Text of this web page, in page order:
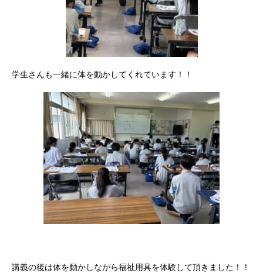
学生さんも一緒に体を動かしてくれています！！
講義の後は体を動かしながら福祉用具を体験して頂きました！！